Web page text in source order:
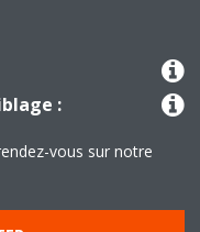
:
vous sur notre